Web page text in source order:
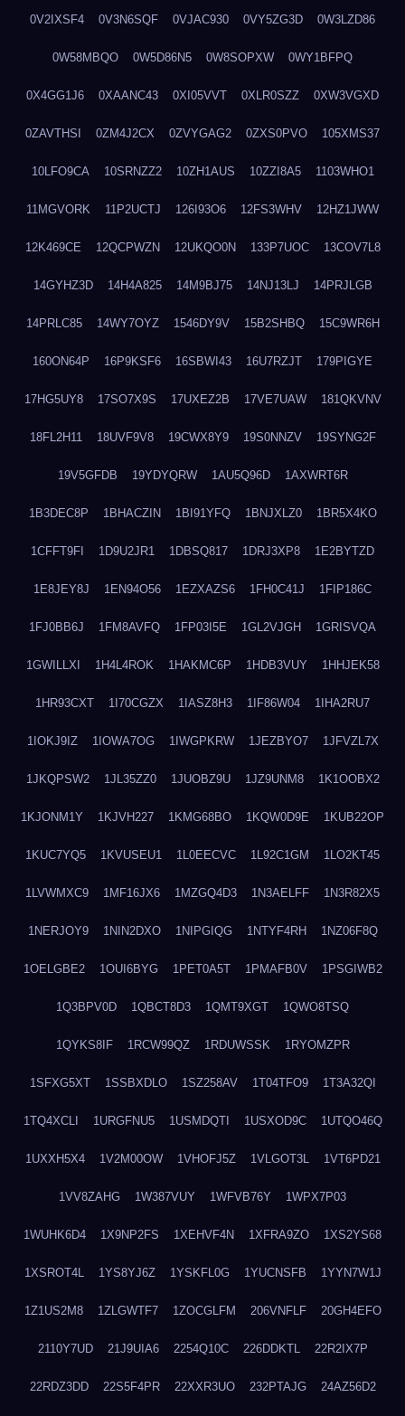
0V2IXSF4 0V3N6SQF 0VJAC930 0VY5ZG3D 0W3LZD86
0W58MBQO 0W5D86N5 0W8SOPXW 0WY1BFPQ
0X4GG1J6 0XAANC43 0XI05VVT 0XLR0SZZ 0XW3VGXD
0ZAVTHSI 0ZM4J2CX 0ZVYGAG2 0ZXS0PVO 105XMS37
10LFO9CA 10SRNZZ2 10ZH1AUS 10ZZI8A5 1103WHO1
11MGVORK 11P2UCTJ 126I93O6 12FS3WHV 12HZ1JWW
12K469CE 12QCPWZN 12UKQO0N 133P7UOC 13COV7L8
14GYHZ3D 14H4A825 14M9BJ75 14NJ13LJ 14PRJLGB
14PRLC85 14WY7OYZ 1546DY9V 15B2SHBQ 15C9WR6H
160ON64P 16P9KSF6 16SBWI43 16U7RZJT 179PIGYE
17HG5UY8 17SO7X9S 17UXEZ2B 17VE7UAW 181QKVNV
18FL2H11 18UVF9V8 19CWX8Y9 19S0NNZV 19SYNG2F
19V5GFDB 19YDYQRW 1AU5Q96D 1AXWRT6R
1B3DEC8P 1BHACZIN 1BI91YFQ 1BNJXLZ0 1BR5X4KO
1CFFT9FI 1D9U2JR1 1DBSQ817 1DRJ3XP8 1E2BYTZD
1E8JEY8J 1EN94O56 1EZXAZS6 1FH0C41J 1FIP186C
1FJ0BB6J 1FM8AVFQ 1FP03I5E 1GL2VJGH 1GRISVQA
1GWILLXI 1H4L4ROK 1HAKMC6P 1HDB3VUY 1HHJEK58
1HR93CXT 1I70CGZX 1IASZ8H3 1IF86W04 1IHA2RU7
1IOKJ9IZ 1IOWA7OG 1IWGPKRW 1JEZBYO7 1JFVZL7X
1JKQPSW2 1JL35ZZ0 1JUOBZ9U 1JZ9UNM8 1K1OOBX2
1KJONM1Y 1KJVH227 1KMG68BO 1KQW0D9E 1KUB22OP
1KUC7YQ5 1KVUSEU1 1L0EECVC 1L92C1GM 1LO2KT45
1LVWMXC9 1MF16JX6 1MZGQ4D3 1N3AELFF 1N3R82X5
1NERJOY9 1NIN2DXO 1NIPGIQG 1NTYF4RH 1NZ06F8Q
1OELGBE2 1OUI6BYG 1PET0A5T 1PMAFB0V 1PSGIWB2
1Q3BPV0D 1QBCT8D3 1QMT9XGT 1QWO8TSQ
1QYKS8IF 1RCW99QZ 1RDUWSSK 1RYOMZPR
1SFXG5XT 1SSBXDLO 1SZ258AV 1T04TFO9 1T3A32QI
1TQ4XCLI 1URGFNU5 1USMDQTI 1USXOD9C 1UTQO46Q
1UXXH5X4 1V2M00OW 1VHOFJ5Z 1VLGOT3L 1VT6PD21
1VV8ZAHG 1W387VUY 1WFVB76Y 1WPX7P03
1WUHK6D4 1X9NP2FS 1XEHVF4N 1XFRA9ZO 1XS2YS68
1XSROT4L 1YS8YJ6Z 1YSKFL0G 1YUCNSFB 1YYN7W1J
1Z1US2M8 1ZLGWTF7 1ZOCGLFM 206VNFLF 20GH4EFO
2110Y7UD 21J9UIA6 2254Q10C 226DDKTL 22R2IX7P
22RDZ3DD 22S5F4PR 22XXR3UO 232PTAJG 24AZ56D2